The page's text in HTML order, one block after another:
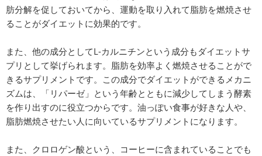
肪分解を促しておいてから、運動を取り入れて脂肪を燃焼させ
ることがダイエットに効果的です。
また、他の成分としてL-カルニチンという成分もダイエットサ
プリとして挙げられます。脂肪を効率よく燃焼させることがで
きるサプリメントです。この成分でダイエットができるメカニ
ズムは、「リパーゼ」という年齢とともに減少してしまう酵素
を作り出すのに役立つからです。油っぽい食事が好きな人や、
脂肪燃焼させたい人に向いているサプリメントになります。
また、クロロゲン酸という、コーヒーに含まれていることでも